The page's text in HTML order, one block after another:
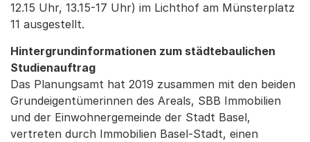
12.15 Uhr, 13.15-17 Uhr) im Lichthof am Münsterplatz
11 ausgestellt.
Hintergrundinformationen zum städtebaulichen
Studienauftrag
Das Planungsamt hat 2019 zusammen mit den beiden
Grundeigentümerinnen des Areals, SBB Immobilien
und der Einwohnergemeinde der Stadt Basel,
vertreten durch Immobilien Basel-Stadt, einen